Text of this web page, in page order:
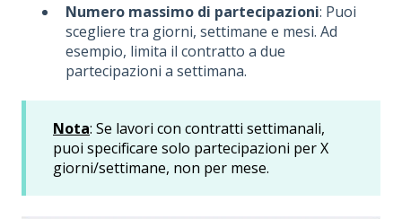
Numero massimo di partecipazioni: Puoi
scegliere tra giorni, settimane e mesi. Ad
esempio, limita il contratto a due
partecipazioni a settimana.
Nota: Se lavori con contratti settimanali,
puoi specificare solo partecipazioni per X
giorni/settimane, non per mese.